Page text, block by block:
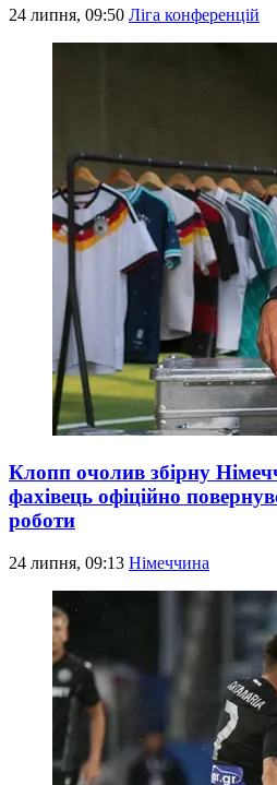
24 липня, 09:50 Ліга конференцій
Клопп очолив збірну
фахівець офіційно
роботи
24 липня, 09:13 Німеччина